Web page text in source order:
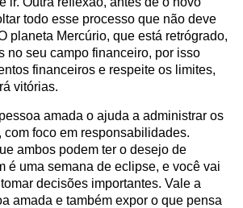
todo esse processo que não deve
planeta Mercúrio, que está retrógrado,
no seu campo financeiro, por isso
financeiros e respeite os limites,
vitórias.
amada o ajuda a administrar os
com foco em responsabilidades.
ambos podem ter o desejo de
é uma semana de eclipse, e você vai
decisões importantes. Vale a
amada e também expor o que pensa